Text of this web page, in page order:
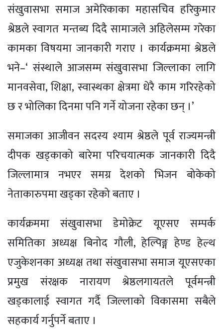
संखुवासभा समाज अमेरिकाका महासचिव हरिकुमार
श्रेष्ठले स्वागत मन्तब्य दिदै सामाजले अहिलेसम्म गरेका
कामका विषयमा जानकारी गराए । कार्यक्रममा श्रेष्ठले
भने–‘ संस्थाले आजसम्म संखुवासभा जिल्लाका लागि
मानवसेवा, शिक्षा, स्वास्थका क्षेत्रमा धेरै काम गरिरहेको
छ र भोलिका दिनमा पनि गर्ने योजना रहेका छन् ।’
समाजका आजीवन सदस्य श्याम श्रेष्ठले पूर्व राज्यमन्त्री
दीपक खड्काको बारेमा परिचयात्मक जानकारी दिदै
जिल्लामात्र नभएर समग्र देशको भिजन बोकेको
नेताकारुपमा खड्का रहेको बताए ।
कार्यक्रममा संखुवासभा डेमोक्रेट यूएसए सम्पर्क
समितिका अध्यक्ष बिनोद गौली, हेल्पिङ्ग हेण्ड हेल्थ
एजुकेशनका अध्यक्ष तथा संखुवासभा समाज यूएसएका
प्रमुख संरक्षक नारायण श्रेष्ठलगायतले पूर्वमन्त्री
खड्कालाई स्वागत गर्दै जिल्लाको विकासमा सबैले
सहकार्य गर्नुपर्ने बताए ।